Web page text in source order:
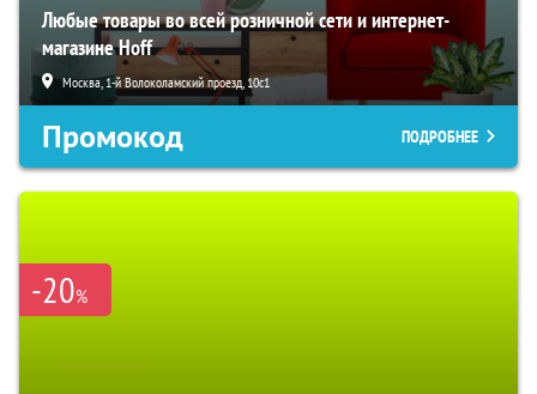
Любые товары во всей розничной сети и интернет-
магазине Hoff
Москва, 1-й Волоколамский проезд, 10с1
Промокод ПОДРОБНЕЕ
-20%